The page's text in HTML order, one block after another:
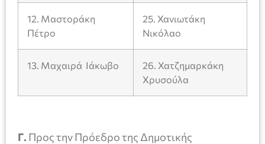
12. Μαστοράκη
Πέτρο
25. Χανιωτάκη
Νικόλαο
13. Μαχαιρά Ιάκωβο
26. Χατζημαρκάκη
Χρυσούλα
Γ. Προς την Πρόεδρο της Δημοτικής